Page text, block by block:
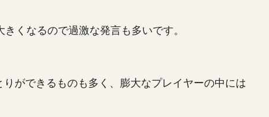
くなるので過激な発言も多いです。
ができるものも多く、膨大なプレイヤーの中には